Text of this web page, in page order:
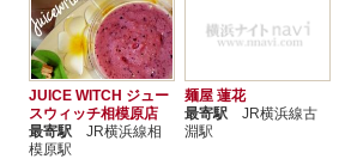
JUICE WITCH ジュー
スウィッチ相模原店
最寄駅 JR横浜線相
模原駅
麺屋 蓮花
最寄駅 JR横浜線古
淵駅